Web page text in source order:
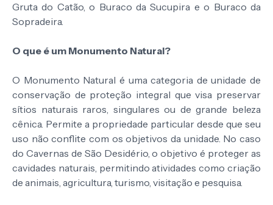
Gruta do Catão, o Buraco da Sucupira e o Buraco da
Sopradeira.
O que é um Monumento Natural?
O Monumento Natural é uma categoria de unidade de
conservação de proteção integral que visa preservar
sítios naturais raros, singulares ou de grande beleza
cênica. Permite a propriedade particular desde que seu
uso não conflite com os objetivos da unidade. No caso
do Cavernas de São Desidério, o objetivo é proteger as
cavidades naturais, permitindo atividades como criação
de animais, agricultura, turismo, visitação e pesquisa.